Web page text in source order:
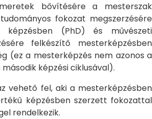
bővítésére a mesterszak
fokozat megszerzésére
képzésben (PhD) és művészeti
felkészítő mesterképzésben
(ez a mesterképzés nem azonos a
képzési ciklusával).
vehető fel, aki a mesterképzésben
képzésben szerzett fokozattal
rendelkezik.